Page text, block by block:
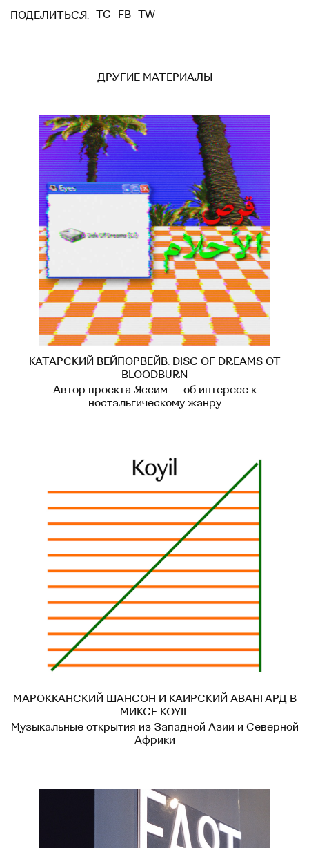
ПОДЕЛИТЬСЯ: TG FB TW
ДРУГИЕ МАТЕРИАЛЫ
КАТАРСКИЙ ВЕЙПОРВЕЙВ: DISC OF DREAMS ОТ
BLOODBURN
Автор проекта Яссим — об интересе к
ностальгическому жанру
МАРОККАНСКИЙ ШАНСОН И КАИРСКИЙ АВАНГАРД В
МИКСЕ KOYIL
Музыкальные открытия из Западной Азии и Северной
Африки